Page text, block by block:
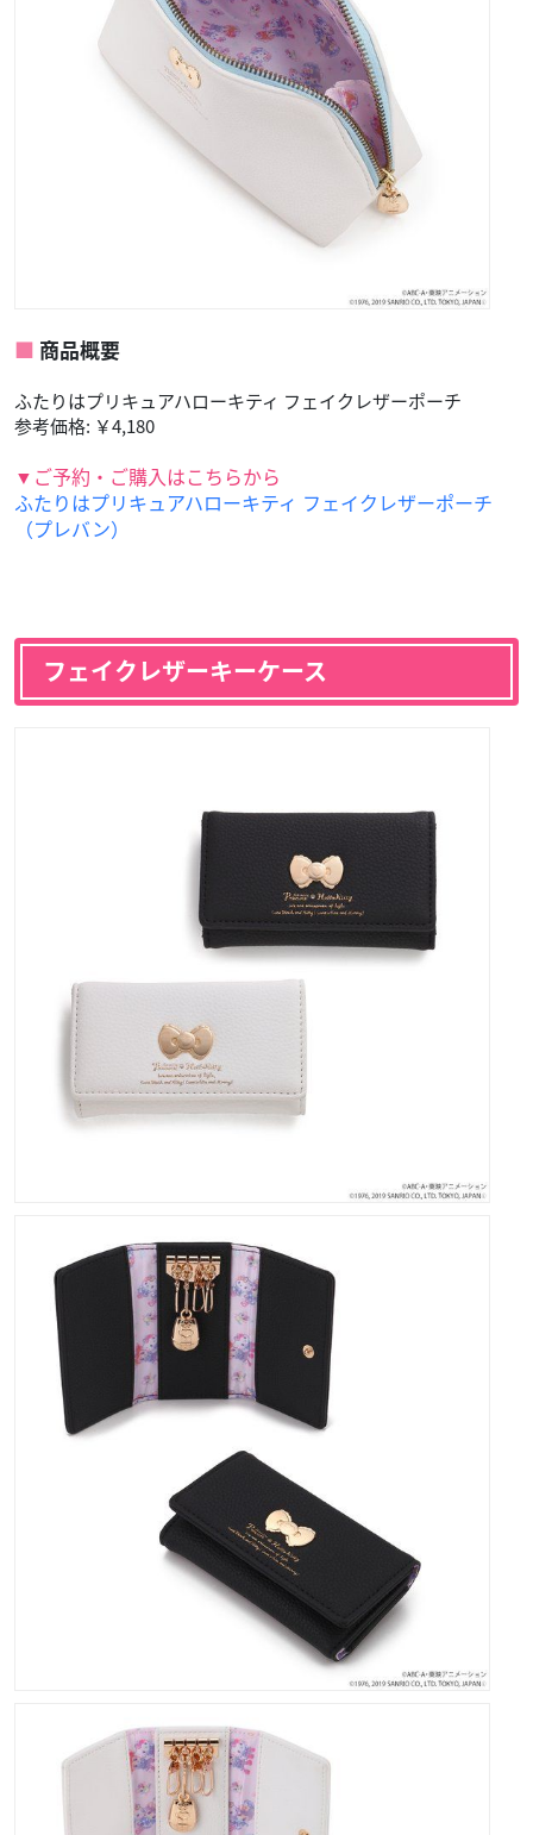
商品概要
ふたりはプリキュアハローキティ フェイクレザーポーチ
参考価格: ￥4,180
▼ご予約・ご購入はこちらから
ふたりはプリキュアハローキティ フェイクレザーポーチ
（プレバン）
フェイクレザーキーケース